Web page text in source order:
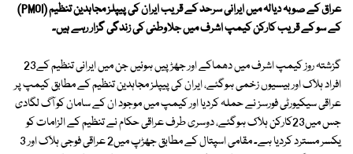
عراق کے صوبہ دیالہ میں ایرانی سرحد کے قریب ایران کی پیپلز مجاہدین تنظیم (PMOI)
کے سو کے قریب کارکن کیمپ اشرف میں جلاوطنی کی زندگی گزار رہے ہیں۔
گزشتہ روز کیمپ اشرف میں دھماکے اور جھڑپیں ہوئیں جن میں ایرانی تنظیم کے23
افراد ہلاک اور بیسیوں زخمی ہوگئے، ایران کی پیپلز مجاہدین تنظیم کے مطابق کیمپ پر
عراقی سیکیورٹی فورسز نے حملہ کردیا اور کیمپ میں موجود ان کے سامان کو آگ لگادی
جس میں23کارکن ہلاک ہوگئے، دوسری طرف عراقی حکام نے تنظیم کے الزامات کو
یکسر مسترد کردیا ہے۔ مقامی اسپتال کے مطابق جھڑپ میں2 عراقی فوجی ہلاک اور 3